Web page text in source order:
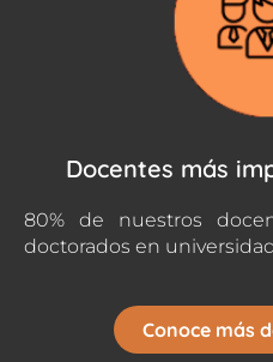
Docentes más
80% de nuestros
doctorados en
Conoce más